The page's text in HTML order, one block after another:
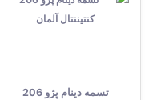
تسمه دینام پژو 206